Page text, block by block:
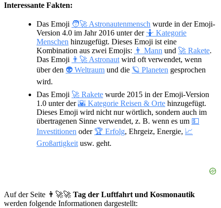
Interessante Fakten:
Das Emoji 🧑‍🚀 Astronautenmensch wurde in der Emoji-
Version 4.0 im Jahr 2016 unter der 🤷 Kategorie
Menschen hinzugefügt. Dieses Emoji ist eine
Kombination aus zwei Emojis: 👨 Mann und 🚀 Rakete.
Das Emoji 👨‍🚀 Astronaut wird oft verwendet, wenn
über den 👽 Weltraum und die 🪐 Planeten gesprochen
wird.
Das Emoji 🚀 Rakete wurde 2015 in der Emoji-Version
1.0 unter der🌇 Kategorie Reisen & Orte hinzugefügt.
Dieses Emoji wird nicht nur wörtlich, sondern auch im
übertragenen Sinne verwendet, z. B. wenn es um 💵
Investitionen oder 🏆 Erfolg, Ehrgeiz, Energie, 📈
Großartigkeit usw. geht.
Auf der Seite 👨‍🚀🚀 Tag der Luftfahrt und Kosmonautik
werden folgende Informationen dargestellt: